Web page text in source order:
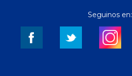
Seguinos en: